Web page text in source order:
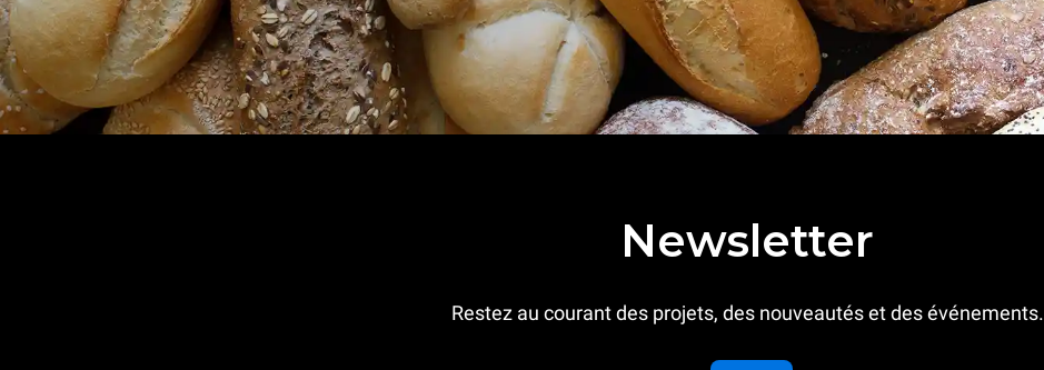
Newsletter
Restez au courant des projets, des nouveautés et des événements.